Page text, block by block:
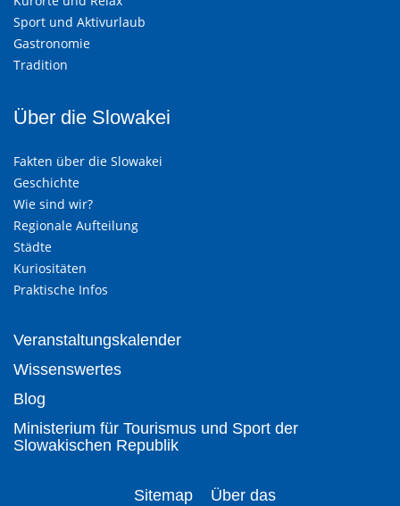
Sport und Aktivurlaub
Gastronomie
Tradition
Über die Slowakei
Fakten über die Slowakei
Geschichte
Wie sind wir?
Regionale Aufteilung
Städte
Kuriositäten
Praktische Infos
Veranstaltungskalender
Wissenswertes
Blog
Ministerium für Tourismus und Sport der
Slowakischen Republik
Sitemap
Über das